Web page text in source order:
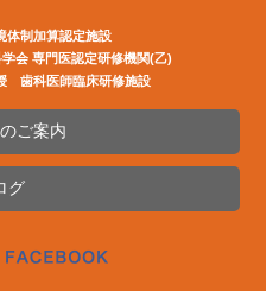
体制加算認定施設
会 専⾨医認定研修機関(⼄)
歯科医師臨床研修施設
ご案内
グ